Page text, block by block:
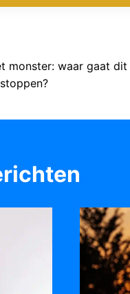
monster: waar gaat dit